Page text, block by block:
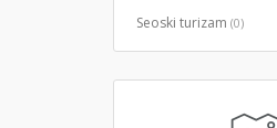
Seoski turizam (0)